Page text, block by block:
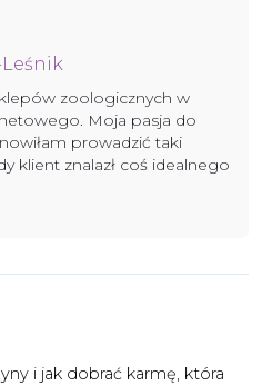
zoologicznych w
Moja pasja do
prowadzić taki
klient znalazł coś idealnego
i jak dobrać karmę, która